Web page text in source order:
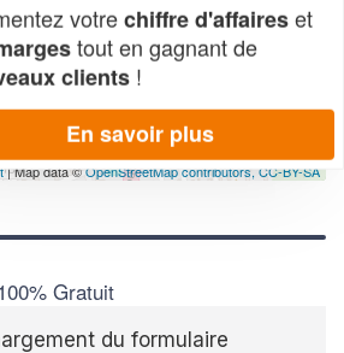
| Map data ©OpenStreetMap contributors,CC-BY-SA
Gratuit
du formulaire
votrechiffre d'affaireset
tout en gagnant de
clients !
En savoir plus